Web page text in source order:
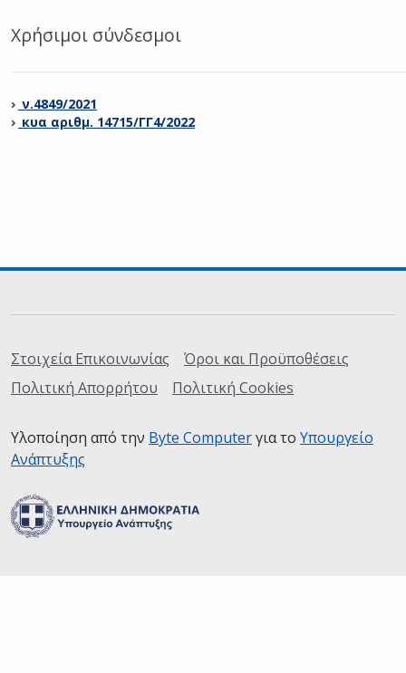
Χρήσιμοι σύνδεσμοι
ν.4849/2021
κυα αριθμ. 14715/ΓΓ4/2022
Σύνδεσμοι
Στοιχεία Επικοινωνίας
Όροι και Προϋποθέσεις
Πολιτική Απορρήτου
Πολιτική Cookies
Υλοποίηση από την Byte Computer(ανοίγει σε
για το Υπουργείο
Ανάπτυξης